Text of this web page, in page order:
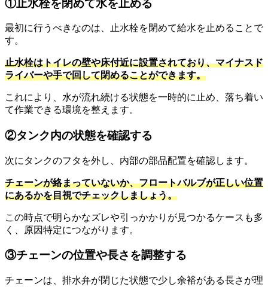
①止水栓を閉めて水を止める
最初に行うべきなのは、止水栓を閉めて給水を止めることで
す。
止水栓はトイレの壁や床付近に設置されており、マイナスド
ライバーや手で回して閉めることができます。
これにより、水が流れ続ける状態を一時的に止め、落ち着い
て作業できる環境を整えます。
②タンク内の状態を確認する
次にタンクのフタを外し、内部の部品配置を確認します。
チェーンが絡まっていないか、フロートバルブが正しい位置
にあるかを目視でチェックしましょう。
この時点で明らかなズレや引っかかりが見つかるケースも多
く、原因特定につながります。
③チェーンの位置や長さを調整する
チェーンは、排水弁が閉じた状態で少し余裕がある長さが理